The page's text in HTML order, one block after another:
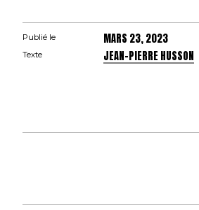
Publié le MARS 23, 2023
Texte JEAN-PIERRE HUSSON